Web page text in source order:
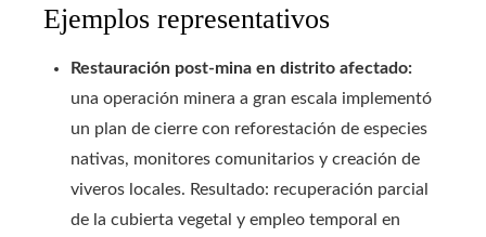
Ejemplos representativos
Restauración post‑mina en distrito afectado:
una operación minera a gran escala implementó
un plan de cierre con reforestación de especies
nativas, monitores comunitarios y creación de
viveros locales. Resultado: recuperación parcial
de la cubierta vegetal y empleo temporal en